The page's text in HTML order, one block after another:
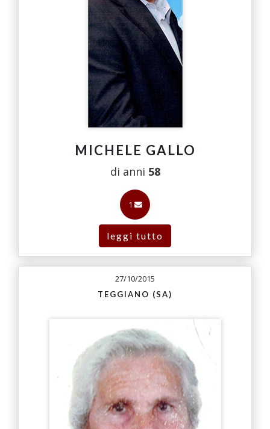
MICHELE GALLO
di anni 58
1
leggi tutto
27/10/2015
TEGGIANO (SA)